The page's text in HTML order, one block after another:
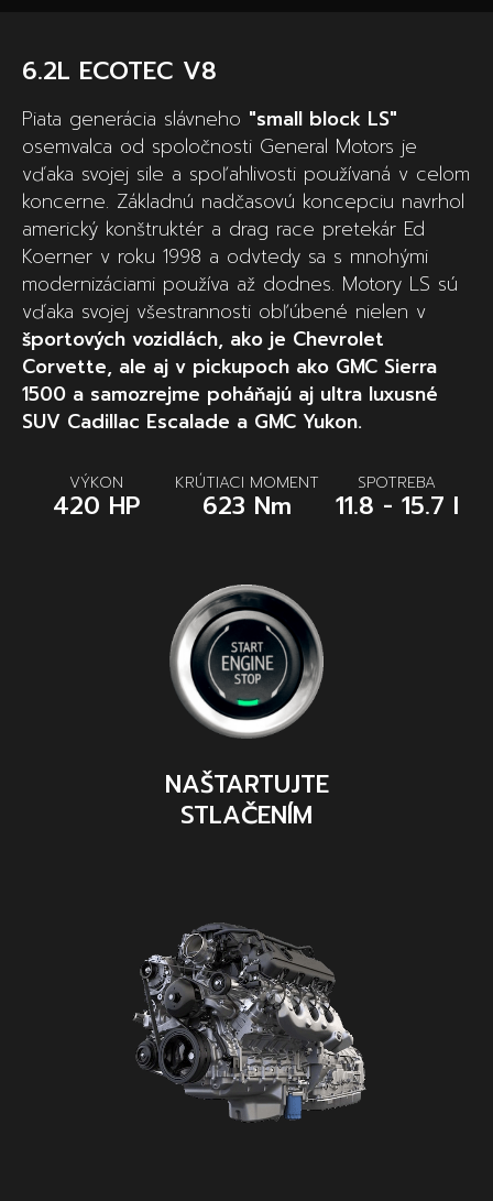
6.2L ECOTEC V8
Piata generácia slávneho "small block LS"
osemvalca od spoločnosti General Motors je
vďaka svojej sile a spoľahlivosti používaná v celom
koncerne. Základnú nadčasovú koncepciu navrhol
americký konštruktér a drag race pretekár Ed
Koerner v roku 1998 a odvtedy sa s mnohými
modernizáciami používa až dodnes. Motory LS sú
vďaka svojej všestrannosti obľúbené nielen v
športových vozidlách, ako je Chevrolet
Corvette, ale aj v pickupoch ako GMC Sierra
1500 a samozrejme poháňajú aj ultra luxusné
SUV Cadillac Escalade a GMC Yukon.
VÝKON
420 HP
KRÚTIACI MOMENT
623 Nm
SPOTREBA
11.8 - 15.7 l
NAŠTARTUJTE
STLAČENÍM